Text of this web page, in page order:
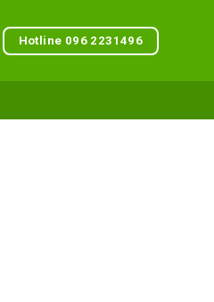
Hotline 096 2231496